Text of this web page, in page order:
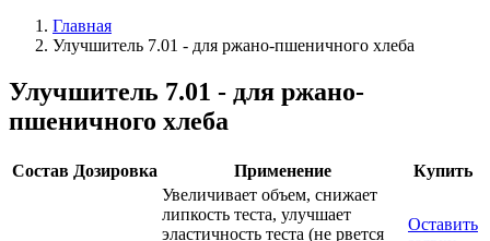
Главная
Улучшитель 7.01 - для ржано-пшеничного хлеба
Улучшитель 7.01 - для ржано-
пшеничного хлеба
Состав Дозировка Применение
Купить
Увеличивает объем, снижает
липкость теста, улучшает
эластичность теста (не рвется
Оставить